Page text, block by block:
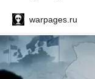
warpages.ru